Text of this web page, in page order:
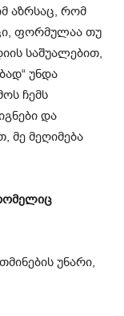
აზრსაც, რომ
ფორმულაა თუ
საშუალებით,
უნდა
ჩემს
და
მე მეღიმება
უნარი,